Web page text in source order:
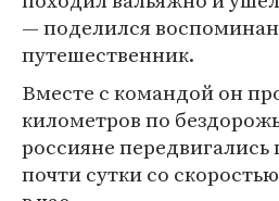
— поделился
путешественник.
Вместе с командой он
километров по
россияне
почти сутки со